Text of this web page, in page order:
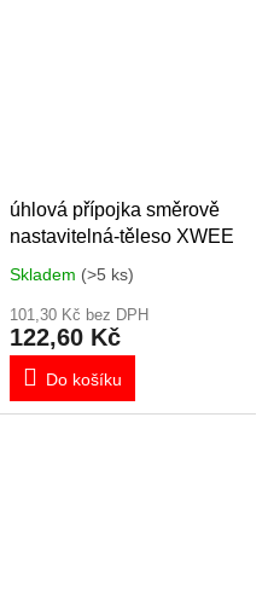
úhlová přípojka směrově
nastavitelná-těleso XWEE
Skladem (>5 ks)
101,30 Kč bez DPH
122,60 Kč
Do košíku